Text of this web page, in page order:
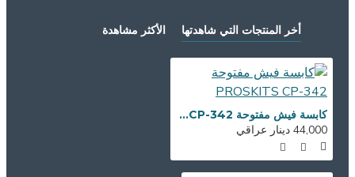
أخر المنتجات التي شاهدتها الأكثر مشاهدة
كابسة فيش مفتوحة PROSKITS CP-342
44,000 دينار عراقي